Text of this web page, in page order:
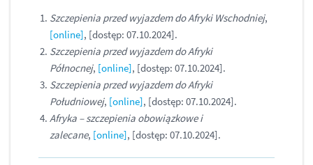
Szczepienia przed wyjazdem do Afryki Wschodniej,
[online], [dostęp: 07.10.2024].
Szczepienia przed wyjazdem do Afryki
Północnej, [online], [dostęp: 07.10.2024].
Szczepienia przed wyjazdem do Afryki
Południowej, [online], [dostęp: 07.10.2024].
Afryka – szczepienia obowiązkowe i
zalecane, [online], [dostęp: 07.10.2024].